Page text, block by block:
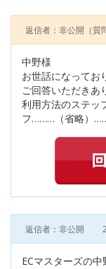
返信者：非公開 （質
中野様
お世話になってお
ご回答いただきあ
利用方法のステッ
フ………（省略）
返信者：非公開
ECマスターズの中